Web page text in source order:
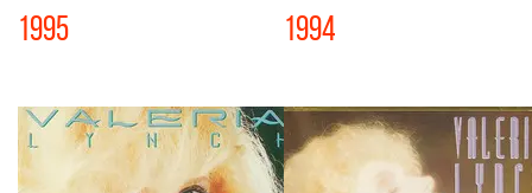
1995 1994